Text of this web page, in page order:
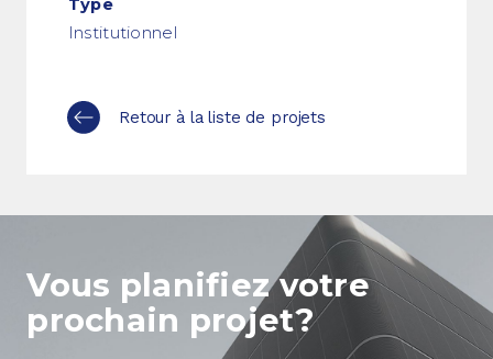
Institutionnel
Retour à la liste de projets
Vous planifiezvotre
prochain projet?